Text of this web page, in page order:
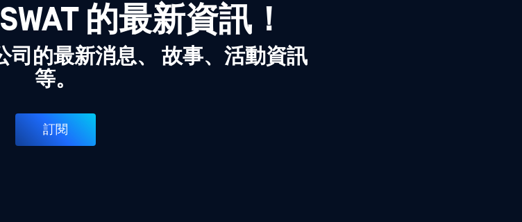
的最新資訊！
司的最新消息、 故事、活動資訊
等。
訂閱